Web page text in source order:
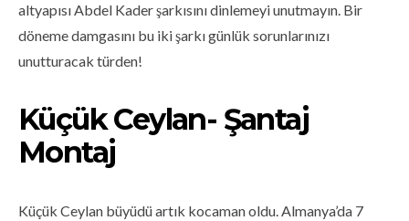
altyapısı Abdel Kader şarkısını dinlemeyi unutmayın. Bir
döneme damgasını bu iki şarkı günlük sorunlarınızı
unutturacak türden!
Küçük Ceylan- Şantaj
Montaj
Küçük Ceylan büyüdü artık kocaman oldu. Almanya’da 7